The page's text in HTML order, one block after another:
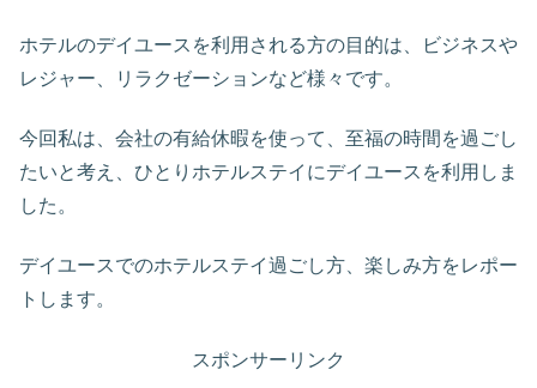
ホテルのデイユースを利用される方の目的は、ビジネスや
レジャー、リラクゼーションなど様々です。
今回私は、会社の有給休暇を使って、至福の時間を過ごし
たいと考え、ひとりホテルステイにデイユースを利用しま
した。
デイユースでのホテルステイ過ごし方、楽しみ方をレポー
トします。
スポンサーリンク